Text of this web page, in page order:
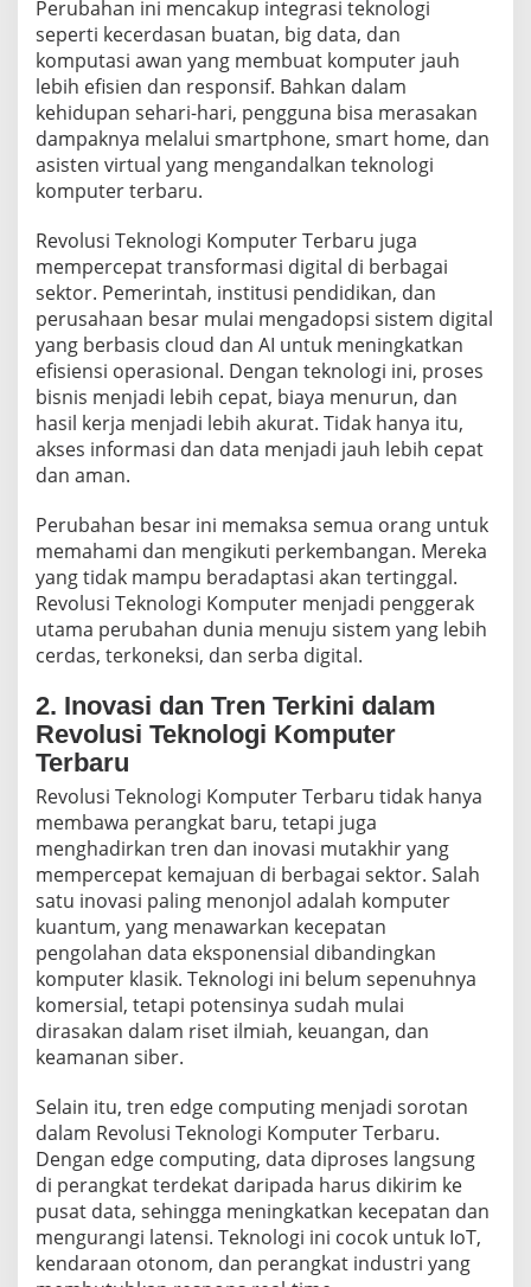
Perubahan ini mencakup integrasi teknologi
seperti kecerdasan buatan, big data, dan
komputasi awan yang membuat komputer jauh
lebih efisien dan responsif. Bahkan dalam
kehidupan sehari-hari, pengguna bisa merasakan
dampaknya melalui smartphone, smart home, dan
asisten virtual yang mengandalkan teknologi
komputer terbaru.
Revolusi Teknologi Komputer Terbaru juga
mempercepat transformasi digital di berbagai
sektor. Pemerintah, institusi pendidikan, dan
perusahaan besar mulai mengadopsi sistem digital
yang berbasis cloud dan AI untuk meningkatkan
efisiensi operasional. Dengan teknologi ini, proses
bisnis menjadi lebih cepat, biaya menurun, dan
hasil kerja menjadi lebih akurat. Tidak hanya itu,
akses informasi dan data menjadi jauh lebih cepat
dan aman.
Perubahan besar ini memaksa semua orang untuk
memahami dan mengikuti perkembangan. Mereka
yang tidak mampu beradaptasi akan tertinggal.
Revolusi Teknologi Komputer menjadi penggerak
utama perubahan dunia menuju sistem yang lebih
cerdas, terkoneksi, dan serba digital.
2. Inovasi dan Tren Terkini dalam
Revolusi Teknologi Komputer
Terbaru
Revolusi Teknologi Komputer Terbaru tidak hanya
membawa perangkat baru, tetapi juga
menghadirkan tren dan inovasi mutakhir yang
mempercepat kemajuan di berbagai sektor. Salah
satu inovasi paling menonjol adalah komputer
kuantum, yang menawarkan kecepatan
pengolahan data eksponensial dibandingkan
komputer klasik. Teknologi ini belum sepenuhnya
komersial, tetapi potensinya sudah mulai
dirasakan dalam riset ilmiah, keuangan, dan
keamanan siber.
Selain itu, tren edge computing menjadi sorotan
dalam Revolusi Teknologi Komputer Terbaru.
Dengan edge computing, data diproses langsung
di perangkat terdekat daripada harus dikirim ke
pusat data, sehingga meningkatkan kecepatan dan
mengurangi latensi. Teknologi ini cocok untuk IoT,
kendaraan otonom, dan perangkat industri yang